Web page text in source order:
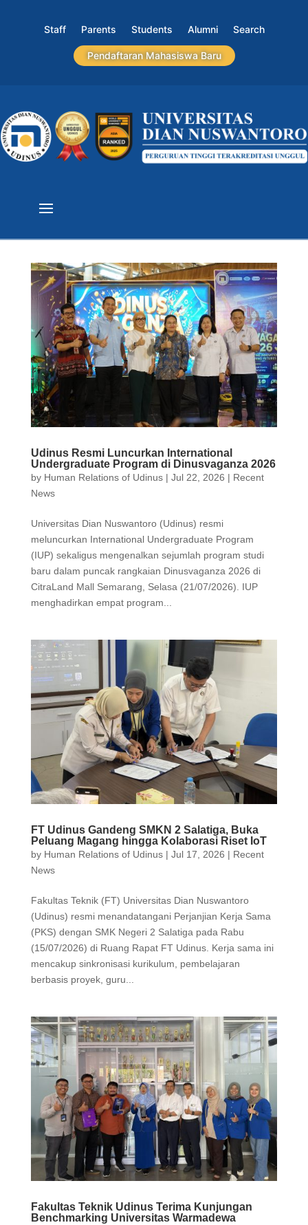
Staff Parents Students Alumni Search
Pendaftaran Mahasiswa Baru
Udinus Resmi Luncurkan International
Undergraduate Program di Dinusvaganza 2026
by Human Relations of Udinus| Jul 22, 2026 | Recent
News
Universitas Dian Nuswantoro (Udinus) resmi
meluncurkan International Undergraduate Program
(IUP) sekaligus mengenalkan sejumlah program studi
baru dalam puncak rangkaian Dinusvaganza 2026 di
CitraLand Mall Semarang, Selasa (21/07/2026). IUP
menghadirkan empat program...
FT Udinus Gandeng SMKN 2 Salatiga, Buka
Peluang Magang hingga Kolaborasi Riset IoT
by Human Relations of Udinus| Jul 17, 2026 | Recent
News
Fakultas Teknik (FT) Universitas Dian Nuswantoro
(Udinus) resmi menandatangani Perjanjian Kerja Sama
(PKS) dengan SMK Negeri 2 Salatiga pada Rabu
(15/07/2026) di Ruang Rapat FT Udinus. Kerja sama ini
mencakup sinkronisasi kurikulum, pembelajaran
berbasis proyek, guru...
Fakultas Teknik Udinus Terima Kunjungan
Benchmarking Universitas Warmadewa